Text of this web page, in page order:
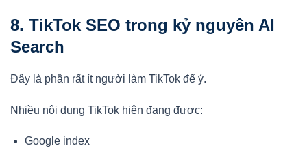
8. TikTok SEO trong kỷ nguyên AI
Search
Đây là phần rất ít người làm TikTok để ý.
Nhiều nội dung TikTok hiện đang được:
Google index